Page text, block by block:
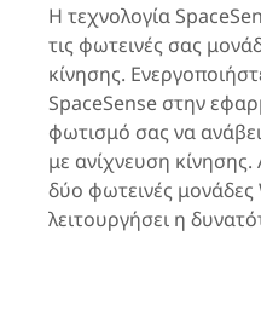
Η τεχνολογία
τις φωτεινές σας
κίνησης.
SpaceSense στην
φωτισμό σας να
με ανίχνευση
δύο φωτεινές
λειτουργήσει η